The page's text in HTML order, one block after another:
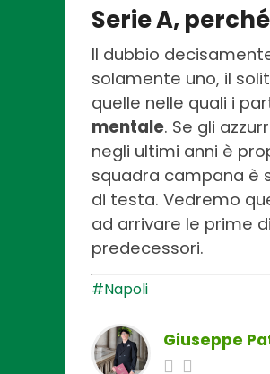
Serie A,
Il dubbio
solamente uno, il
quelle nelle quali i
mentale. Se gli
negli ultimi anni è
squadra campana è
di testa. Vedremo
ad arrivare le prime
predecessori.
#Napoli
Giuseppe